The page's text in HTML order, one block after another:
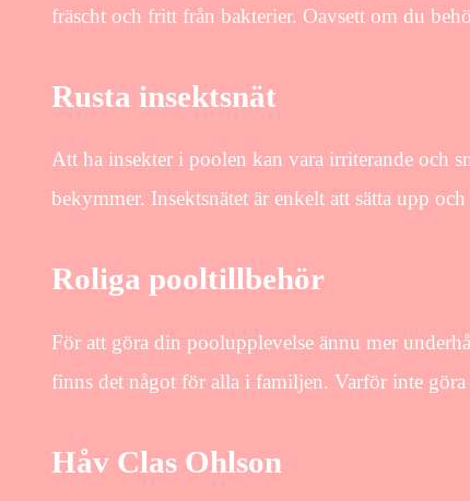
fräscht och fritt från bakterier. Oavsett om du
Rusta insektsnät
Att ha insekter i poolen kan vara irriterande och
bekymmer. Insektsnätet är enkelt att sätta upp
Roliga pooltillbehör
För att göra din poolupplevelse ännu mer
finns det något för alla i familjen. Varför inte
Håv Clas Ohlson